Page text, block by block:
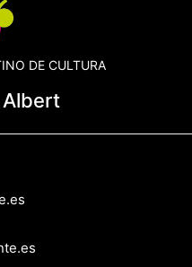
DE CULTURA